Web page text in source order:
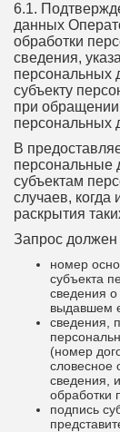
6.1.
данных
обработки
сведения,
персональных
субъекту
при обращении
персональных
В
персональные
субъектам
случаев,
раскрытия
Запрос должен
номер
субъекта
сведения о
выдавшем
сведения,
(номер
словесное
сведения,
обработки
подпись